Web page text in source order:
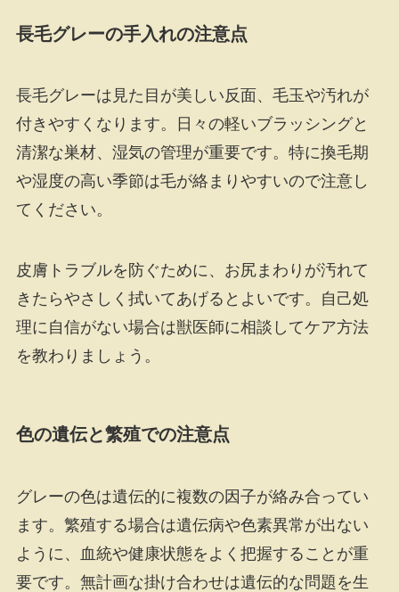
長毛グレーの手入れの注意点
長毛グレーは見た目が美しい反面、毛玉や汚れが
付きやすくなります。日々の軽いブラッシングと
清潔な巣材、湿気の管理が重要です。特に換毛期
や湿度の高い季節は毛が絡まりやすいので注意し
てください。
皮膚トラブルを防ぐために、お尻まわりが汚れて
きたらやさしく拭いてあげるとよいです。自己処
理に自信がない場合は獣医師に相談してケア方法
を教わりましょう。
色の遺伝と繁殖での注意点
グレーの色は遺伝的に複数の因子が絡み合ってい
ます。繁殖する場合は遺伝病や色素異常が出ない
ように、血統や健康状態をよく把握することが重
要です。無計画な掛け合わせは遺伝的な問題を生